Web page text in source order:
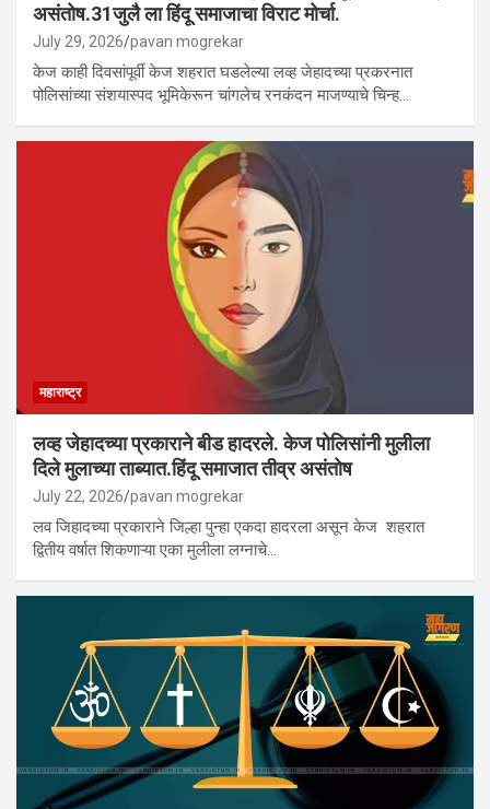
असंतोष.31जुलै ला हिंदू समाजाचा विराट मोर्चा.
July 29, 2026 pavan mogrekar
केज काही दिवसांपूर्वी केज शहरात घडलेल्या लव्ह जेहादच्या प्रकरनात
पोलिसांच्या संशयास्पद भूमिकेरून चांगलेच रनकंदन माजण्याचे चिन्ह…
महाराष्ट्र
लव्ह जेहादच्या प्रकाराने बीड हादरले. केज पोलिसांनी मुलीला
दिले मुलाच्या ताब्यात.हिंदू समाजात तीव्र असंतोष
July 22, 2026 pavan mogrekar
लव जिहादच्या प्रकाराने जिल्हा पुन्हा एकदा हादरला असून केज शहरात
द्वितीय वर्षात शिकणाऱ्या एका मुलीला लग्नाचे…